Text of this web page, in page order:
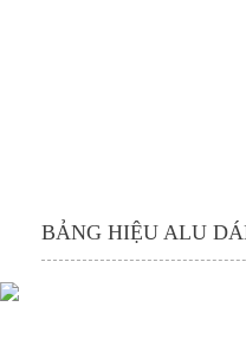
BẢNG HIỆU ALU